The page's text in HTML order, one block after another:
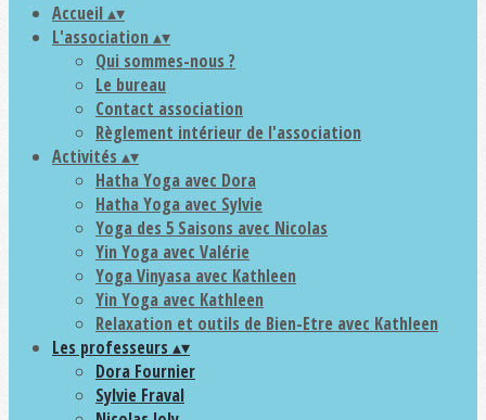
Accueil ▴▾
L'association ▴▾
Qui sommes-nous ?
Le bureau
Contact association
Règlement intérieur de l'association
Activités ▴▾
Hatha Yoga avec Dora
Hatha Yoga avec Sylvie
Yoga des 5 Saisons avec Nicolas
Yin Yoga avec Valérie
Yoga Vinyasa avec Kathleen
Yin Yoga avec Kathleen
Relaxation et outils de Bien-Etre avec Kathleen
Les professeurs ▴▾
Dora Fournier
Sylvie Fraval